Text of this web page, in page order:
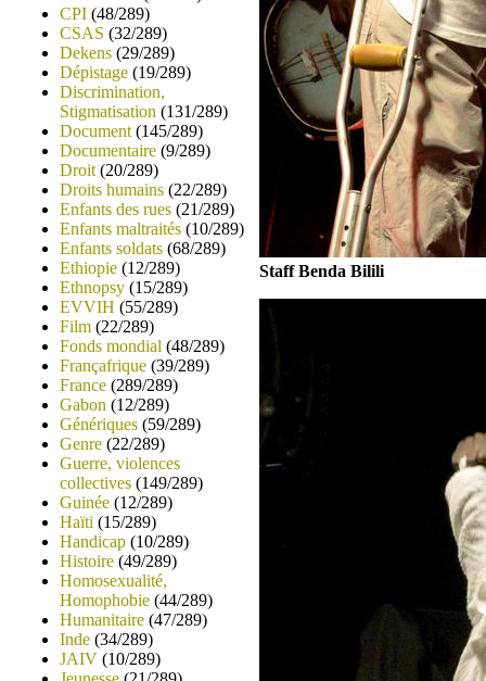
CPI (48/289)
CSAS (32/289)
Dekens (29/289)
Dépistage (19/289)
Discrimination,
Stigmatisation (131/289)
Document (145/289)
Documentaire (9/289)
Droit (20/289)
Droits humains (22/289)
Enfants des rues (21/289)
Enfants maltraités (10/289)
Enfants soldats (68/289)
Ethiopie (12/289)
Ethnopsy (15/289)
EVVIH (55/289)
Film (22/289)
Fonds mondial (48/289)
Françafrique (39/289)
France (289/289)
Gabon (12/289)
Génériques (59/289)
Genre (22/289)
Guerre, violences
collectives (149/289)
Guinée (12/289)
Haïti (15/289)
Handicap (10/289)
Histoire (49/289)
Homosexualité,
Homophobie (44/289)
Humanitaire (47/289)
Inde (34/289)
JAIV (10/289)
Staff Benda Bilili